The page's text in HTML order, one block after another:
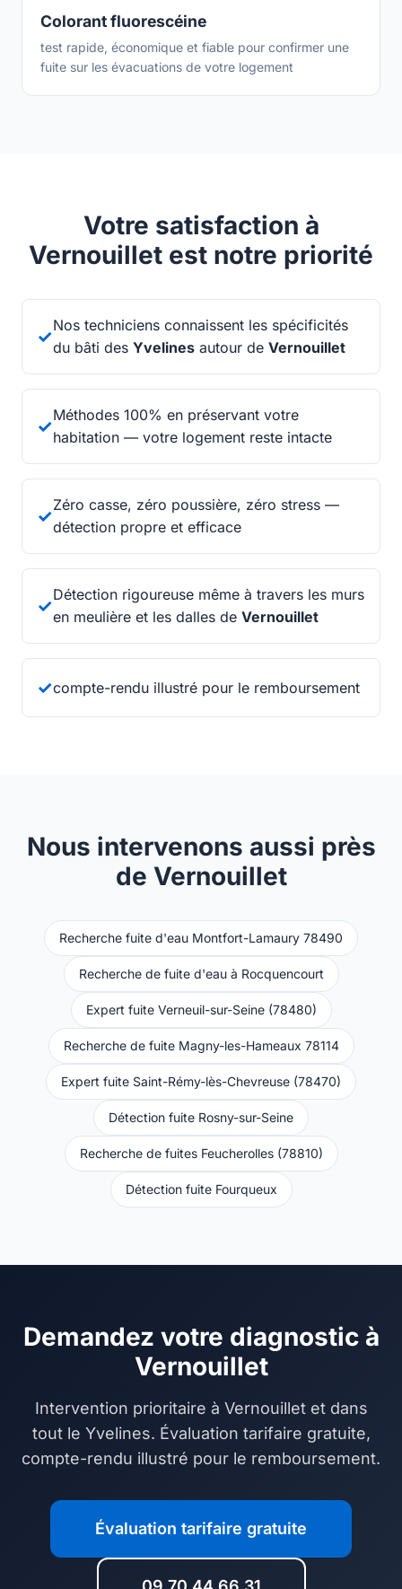
Colorant fluorescéine
test rapide, économique et fiable pour confirmer une
fuite sur les évacuations de votre logement
Votre satisfaction à
Vernouillet est notre priorité
✓
Nos techniciens connaissent les spécificités
du bâti des Yvelines autour de Vernouillet
✓
Méthodes 100% en préservant votre
habitation — votre logement reste intacte
✓
Zéro casse, zéro poussière, zéro stress —
détection propre et efficace
✓
Détection rigoureuse même à travers les murs
en meulière et les dalles de Vernouillet
✓compte-rendu illustré pour le remboursement
Nous intervenons aussi près
de Vernouillet
Recherche fuite d'eau Montfort-Lamaury 78490
Recherche de fuite d'eau à Rocquencourt
Expert fuite Verneuil-sur-Seine (78480)
Recherche de fuite Magny-les-Hameaux 78114
Expert fuite Saint-Rémy-lès-Chevreuse (78470)
Détection fuite Rosny-sur-Seine
Recherche de fuites Feucherolles (78810)
Détection fuite Fourqueux
Demandez votre diagnostic à
Vernouillet
Intervention prioritaire à Vernouillet et dans
tout le Yvelines. Évaluation tarifaire gratuite,
compte-rendu illustré pour le remboursement.
Évaluation tarifaire gratuite